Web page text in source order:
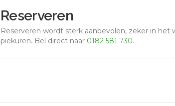
Reserveren
Reserveren wordt sterk aanbevolen, zeker in het
piekuren. Bel direct naar 0182 581 730.